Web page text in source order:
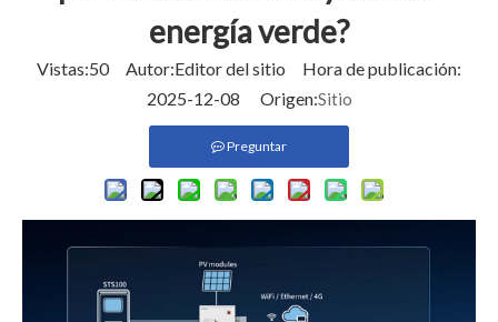
energía verde?
Vistas:50Autor:Editor del sitio Hora de publicación:
2025-12-08 Origen:Sitio
Preguntar